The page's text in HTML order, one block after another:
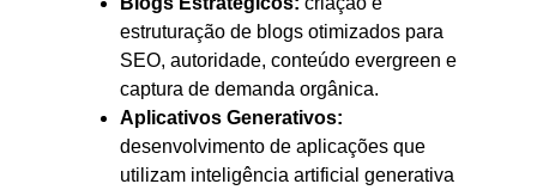
estruturação de blogs otimizados para
SEO, autoridade, conteúdo evergreen e
captura de demanda orgânica.
Aplicativos Generativos:
desenvolvimento de aplicações que
utilizam inteligência artificial generativa